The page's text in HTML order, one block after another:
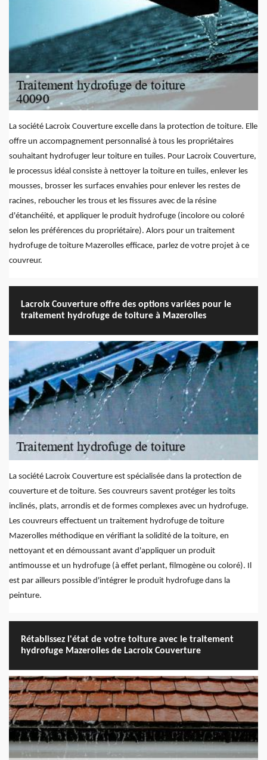
La société Lacroix Couverture excelle dans la protection de toiture. Elle
offre un accompagnement personnalisé à tous les propriétaires
souhaitant hydrofuger leur toiture en tuiles. Pour Lacroix Couverture,
le processus idéal consiste à nettoyer la toiture en tuiles, enlever les
mousses, brosser les surfaces envahies pour enlever les restes de
racines, reboucher les trous et les fissures avec de la résine
d'étanchéité, et appliquer le produit hydrofuge (incolore ou coloré
selon les préférences du propriétaire). Alors pour un traitement
hydrofuge de toiture Mazerolles efficace, parlez de votre projet à ce
couvreur.
Lacroix Couverture offre des options variées pour le
traitement hydrofuge de toiture à Mazerolles
La société Lacroix Couverture est spécialisée dans la protection de
couverture et de toiture. Ses couvreurs savent protéger les toits
inclinés, plats, arrondis et de formes complexes avec un hydrofuge.
Les couvreurs effectuent un traitement hydrofuge de toiture
Mazerolles méthodique en vérifiant la solidité de la toiture, en
nettoyant et en démoussant avant d'appliquer un produit
antimousse et un hydrofuge (à effet perlant, filmogène ou coloré). Il
est par ailleurs possible d'intégrer le produit hydrofuge dans la
peinture.
Rétablissez l'état de votre toiture avec le traitement
hydrofuge Mazerolles de Lacroix Couverture